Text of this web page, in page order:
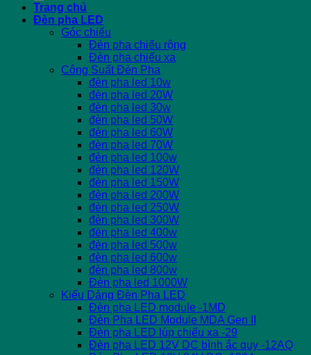
Trang chủ
Đèn pha LED
Góc chiếu
Đèn pha chiếu rộng
Đèn pha chiếu xa
Công Suất Đèn Pha
đèn pha led 10w
đèn pha led 20W
đèn pha led 30w
đèn pha led 50W
đèn pha led 60W
đèn pha led 70W
đèn pha led 100w
đèn pha led 120W
đèn pha led 150W
đèn pha led 200W
đèn pha led 250W
đèn pha led 300W
đèn pha led 400w
đèn pha led 500w
đèn pha led 600w
đèn pha led 800w
Đèn pha led 1000W
Kiểu Dáng Đèn Pha LED
Đèn pha LED module -1MD
Đèn Pha LED Module MDA Gen II
Đèn pha LED lúp chiếu xa -29
Đèn pha LED 12V DC bình ắc quy -12AQ